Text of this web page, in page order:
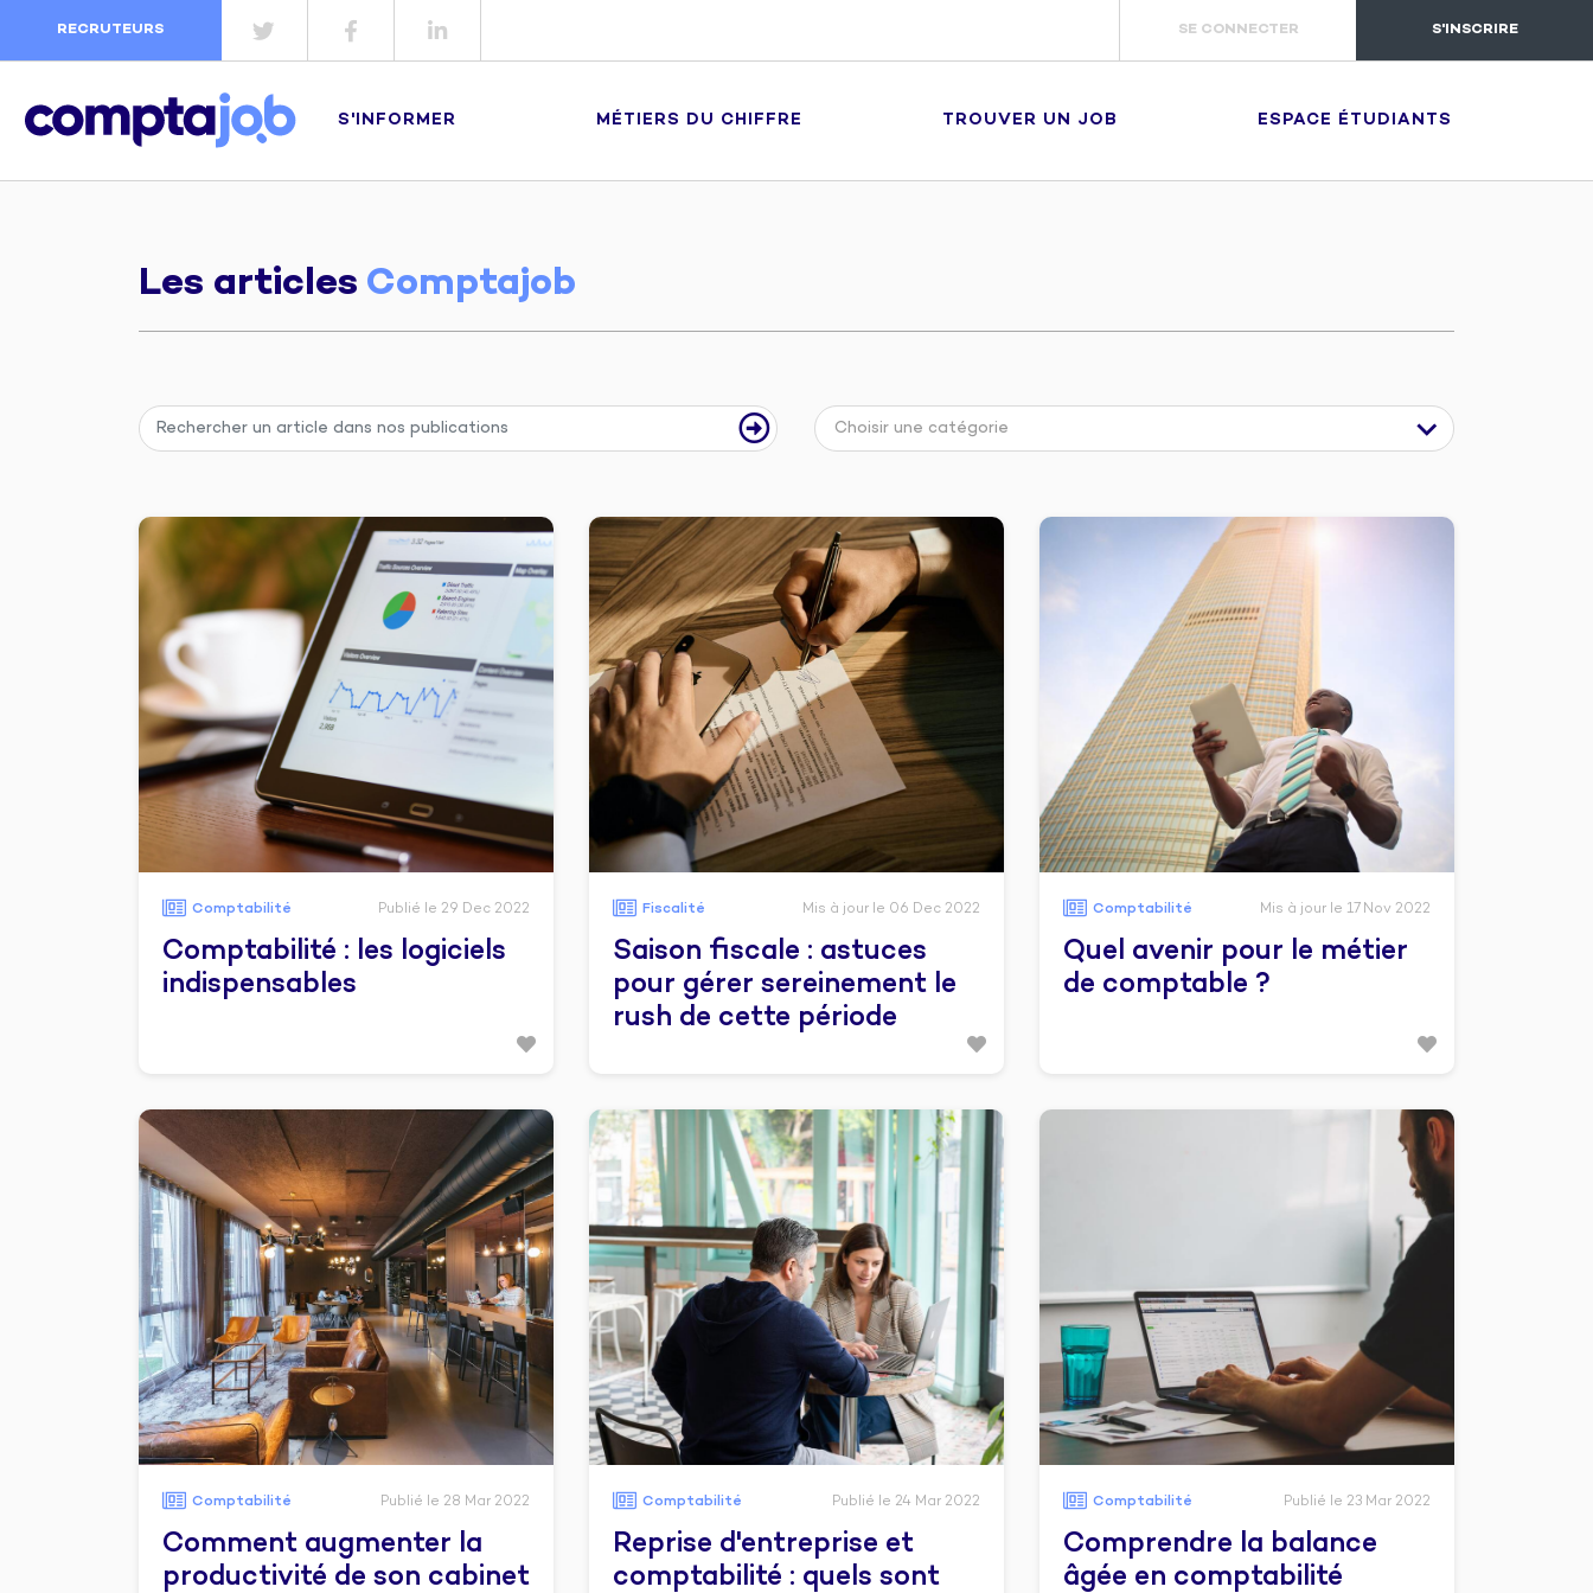
RECRUTEURS SE CONNECTER S'INSCRIRE
S'INFORMER MÉTIERS DU CHIFFRE TROUVER UN JOB ESPACE ÉTUDIANTS
Les articles Comptajob
Choisir une catégorie
Comptabilité Publié le 29 Dec 2022
Comptabilité : les logiciels
indispensables
Fiscalité Mis à jour le 06 Dec 2022
Saison fiscale : astuces
pour gérer sereinement le
rush de cette période
Comptabilité Mis à jour le 17 Nov 2022
Quel avenir pour le métier
de comptable ?
Comptabilité Publié le 28 Mar 2022
Comment augmenter la
productivité de son cabinet
Comptabilité Publié le 24 Mar 2022
Reprise d'entreprise et
comptabilité : quels sont
Comptabilité Publié le 23 Mar 2022
Comprendre la balance
âgée en comptabilité